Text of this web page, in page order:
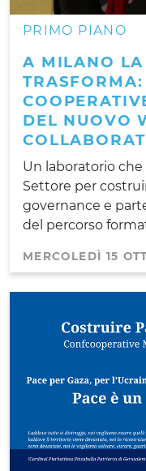
PRIMO PIANO
A MILANO
DEL NUOVO
Un laboratorio
Settore per
governance e
del percorso
MERCOLEDÌ 15